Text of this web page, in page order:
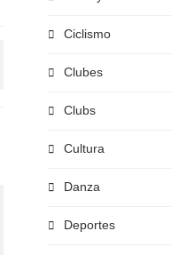
Ciclismo
Clubes
Clubs
Cultura
Danza
Deportes